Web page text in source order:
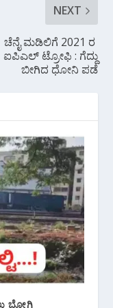
NEXT
ಚೆನೈ ಮಡಿಲಿಗೆ 2021 ರ
ಐಪಿಎಲ್ ಟ್ರೋಫಿ : ಗೆದ್ದು
ಬೀಗಿದ ಧೋನಿ ಪಡೆ
ಬೋಗಿ